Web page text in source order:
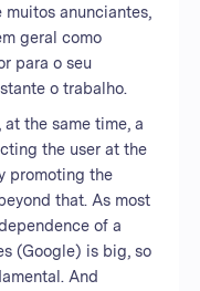
anunciantes,
geral como
para o seu
o trabalho.
the same time, a
the user at the
promoting the
that. As most
of a
(Google) is big, so
And